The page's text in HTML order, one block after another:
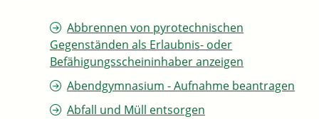
Abbrennen von pyrotechnischen
Gegenständen als Erlaubnis- oder
Befähigungsscheininhaber anzeigen
Abendgymnasium - Aufnahme beantragen
Abfall und Müll entsorgen